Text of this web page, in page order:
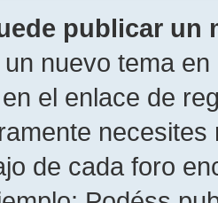
publicar un
nuevo tema
el enlace de
de cada foro